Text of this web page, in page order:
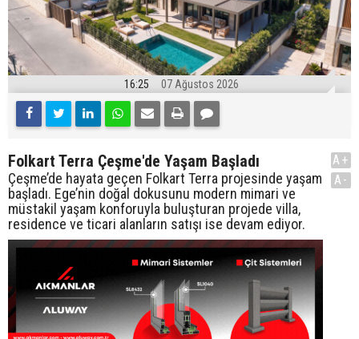
16:25 07 Ağustos 2026
Folkart Terra Çeşme'de Yaşam Başladı
Çeşme’de hayata geçen Folkart Terra projesinde yaşam
başladı. Ege’nin doğal dokusunu modern mimari ve
müstakil yaşam konforuyla buluşturan projede villa,
residence ve ticari alanların satışı ise devam ediyor.
A+
A-